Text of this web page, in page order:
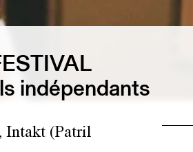
indépendants
Intakt (Patril